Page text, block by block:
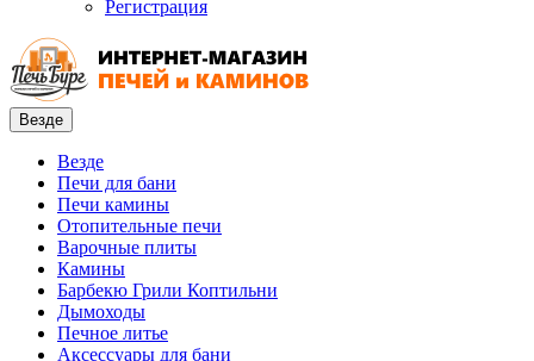
Регистрация
Везде
Везде
Печи для бани
Печи камины
Отопительные печи
Варочные плиты
Камины
Барбекю Грили Коптильни
Дымоходы
Печное литье
Аксессуары для бани